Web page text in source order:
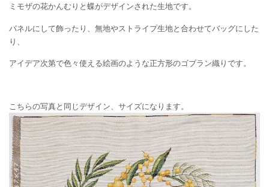
ミモザの花かんむりと蝶がデザインされた生地です。
パネルにして飾ったり、無地やストライプ生地と合わせてバッグにした
り、
アイデア次第で色々使える絵画のような正方形のゴブラン織りです。
こちらの写真と同じデザイン、サイズになります。